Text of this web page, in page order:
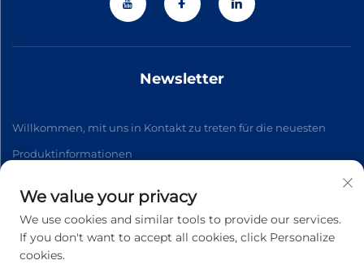
Newsletter
Willkommen, mit uns in Kontakt zu treten für die neuesten
Produktinformationen
We value your privacy
We use cookies and similar tools to provide our services.
If you don't want to accept all cookies, click Personalize
cookies.